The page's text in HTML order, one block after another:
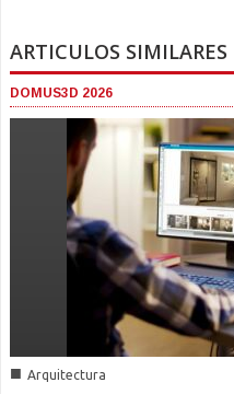
ARTICULOS SIMILARES
DOMUS3D 2026
■ Arquitectura